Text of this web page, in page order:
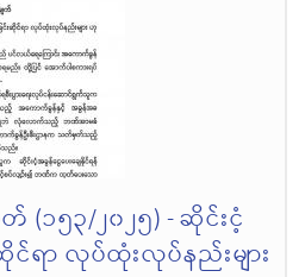
(၁၅၃/၂၀၂၅) - ဆိုင်းငံ့
င်ရာ လုပ်ထုံးလုပ်နည်းများ